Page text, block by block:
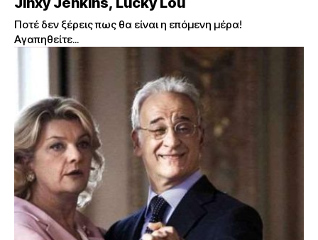
Ποτέ δεν ξέρεις πως θα είναι η επόμενη μέρα!
Αγαπηθείτε...